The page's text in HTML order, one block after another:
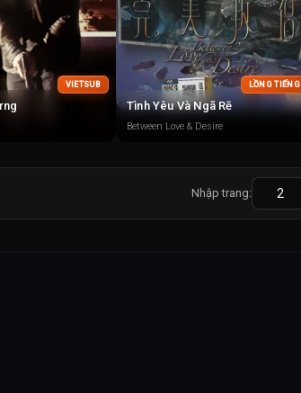
VIETSUB LỒNG TIẾNG
Tình Yêu Và Ngã Rẽ
Between Love & Desire
Nhập trang: